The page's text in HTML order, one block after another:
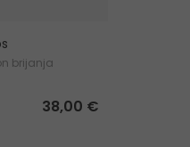
brijanja
38,00 €